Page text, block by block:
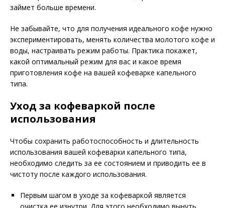
займет больше времени.
Не забывайте, что для получения идеального кофе нужно
экспериментировать, менять количества молотого кофе и
воды, настраивать режим работы. Практика покажет,
какой оптимальный режим для вас и какое время
приготовления кофе на вашей кофеварке капельного
типа.
Уход за кофеваркой после
использования
Чтобы сохранить работоспособность и длительность
использования вашей кофеварки капельного типа,
необходимо следить за ее состоянием и приводить ее в
чистоту после каждого использования.
Первым шагом в уходе за кофеваркой является